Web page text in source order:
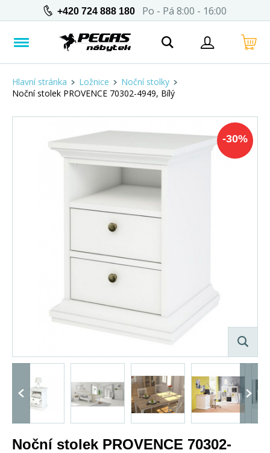
+420 724 888 180 Po - Pá 8:00 - 16:00
Hlavní stránka Ložnice
Noční stolky
Noční stolek PROVENCE 70302-4949, Bílý
-30%
Noční stolek PROVENCE 70302-